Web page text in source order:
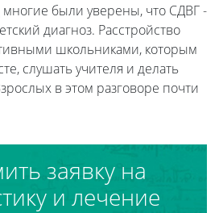
многие были уверены, что СДВГ -
диагноз. Расстройство
школьниками, которым
слушать учителя и делать
в этом разговоре почти
заявку на
и лечение